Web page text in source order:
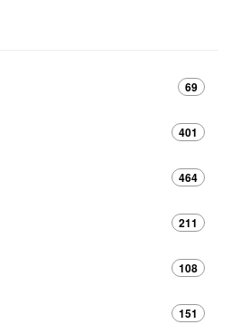
69
401
464
211
108
151